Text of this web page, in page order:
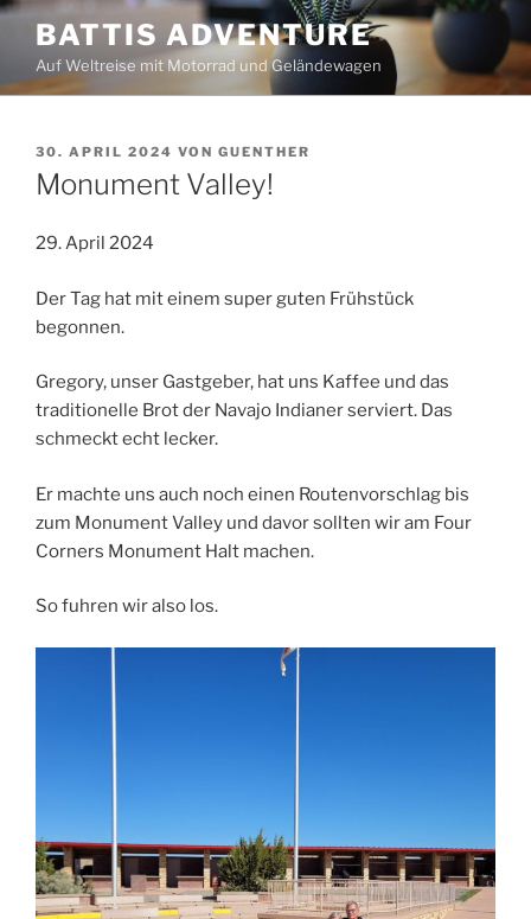
Zum
Inhalt
springen
BATTIS ADVENTURE
Auf Weltreise mit Motorrad und Geländewagen
VERÖFFENTLICHT
AM
30. APRIL 2024 VON GUENTHER
Monument Valley!
29. April 2024
Der Tag hat mit einem super guten Frühstück
begonnen.
Gregory, unser Gastgeber, hat uns Kaffee und das
traditionelle Brot der Navajo Indianer serviert. Das
schmeckt echt lecker.
Er machte uns auch noch einen Routenvorschlag bis
zum Monument Valley und davor sollten wir am Four
Corners Monument Halt machen.
So fuhren wir also los.